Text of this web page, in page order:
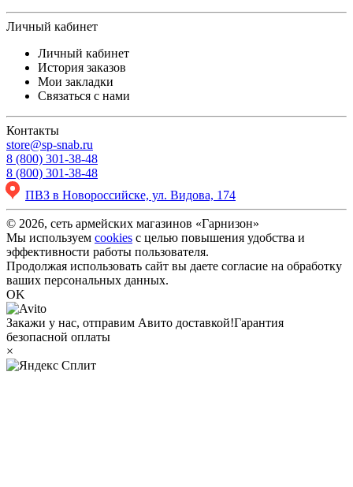
Личный кабинет
Личный кабинет
История заказов
Мои закладки
Связаться с нами
Контакты
store@sp-snab.ru
8 (800) 301-38-48
8 (800) 301-38-48
ПВЗ в Новороссийске, ул. Видова, 174
© 2026, сеть армейских магазинов «Гарнизон»
Мы используем cookies с целью повышения удобства и
эффективности работы пользователя.
Продолжая использовать сайт вы даете согласие на обработку
ваших персональных данных.
OK
Закажи у нас, отправим Авито доставкой!Гарантия
безопасной оплаты
×